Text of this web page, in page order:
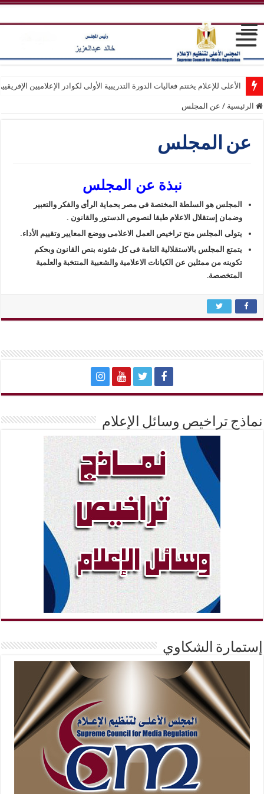
الأعلى للإعلام يختتم فعاليات الدورة التدريبية الأولى لكوادر الإعلاميين
الرئيسية / عن المجلس
عن المجلس
نبذة عن المجلس
المجلس هو السلطة المختصة فى مصر بحماية الرأى والفكر والتعبير
وضمان إستقلال الاعلام طبقا لنصوص الدستور والقانون .
يتولى المجلس منح تراخيص العمل الاعلامى ووضع المعايير وتقييم الأداء.
يتمتع المجلس بالاستقلالية التامة فى كل شئونه بنص القانون وبحكم
تكوينه من ممثلين عن الكيانات الاعلامية والشعبية المنتخبة والعلمية
المتخصصة.
نماذج تراخيص وسائل الإعلام
إستمارة الشكاوي